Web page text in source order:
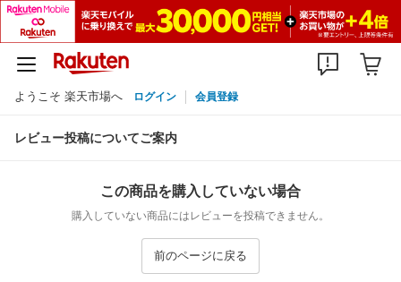
ようこそ 楽天市場へ ログイン 会員登録
レビュー投稿についてご案内
この商品を購入していない場合
購入していない商品にはレビューを投稿できません。
前のページに戻る